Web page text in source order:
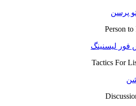
پرسن
Person
فور لیسنینگ
Tactics For